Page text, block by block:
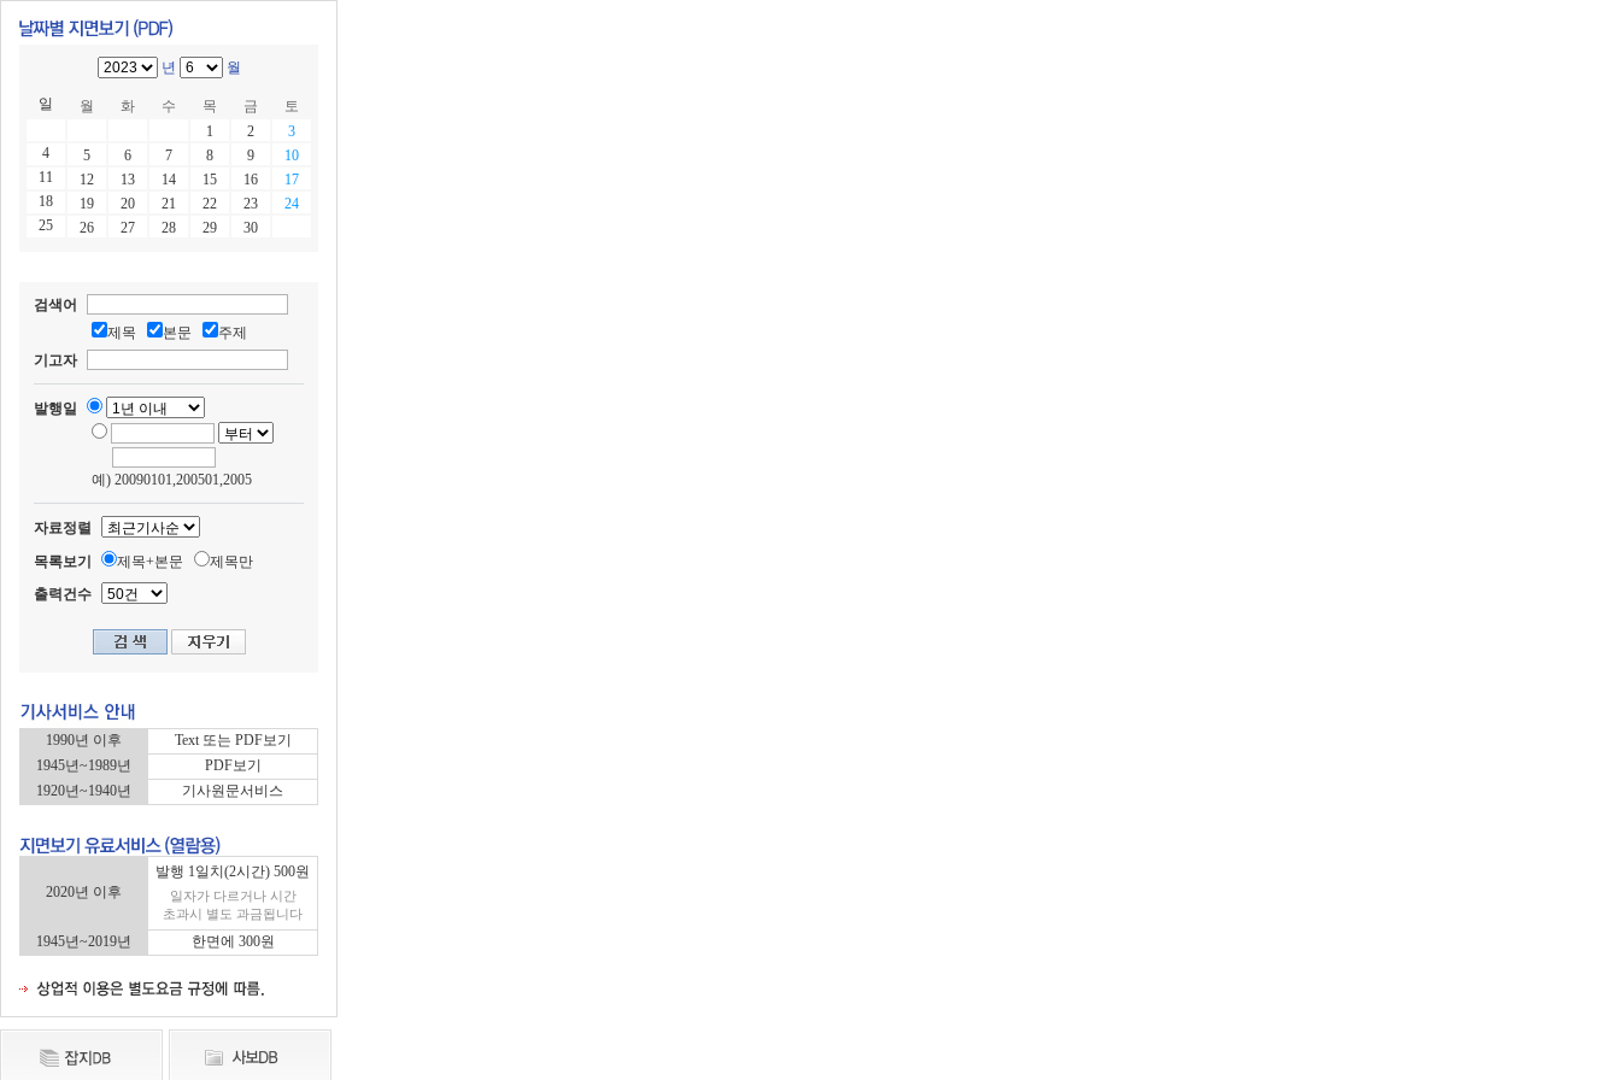
년 월
일 월 화 수 목 금
토
1
2
3
4
5 6 7 8 9
10
11
12 13 14 15 16
17
18
19 20 21 22 23
24
25
26 27 28 29 30
검색어
제목
본문
주제
기고자
발행일
예) 20090101,200501,2005
자료정렬
목록보기
제목+본문
제목만
출력건수
1990년 이후
Text 또는 PDF보기
1945년~1989년
PDF보기
1920년~1940년
기사원문서비스
2020년 이후
발행 1일치(2시간) 500원
일자가 다르거나 시간
초과시 별도 과금됩니다
1945년~2019년 한면에 300원